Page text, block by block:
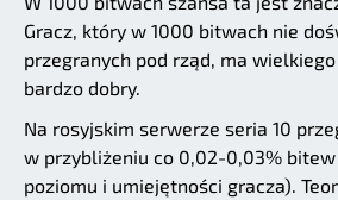
Gracz, który w 1000 bitwach nie
przegranych pod rząd, ma
bardzo dobry.
Na rosyjskim serwerze seria 10
w przybliżeniu co 0,02-0,03%
poziomu i umiejętności gracza).